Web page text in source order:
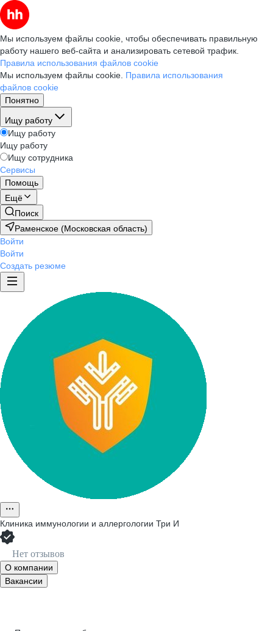
Мы используем файлы cookie, чтобы обеспечивать правильную
работу нашего веб-сайта и анализировать сетевой трафик.
Правила использования файлов cookie
Мы используем файлы cookie. Правила использования
файлов cookie
Понятно
Ищу работу
Ищу работу
Ищу работу
Ищу сотрудника
Сервисы
Помощь
Ещё
Поиск
Раменское (Московская область)
Войти
Войти
Создать резюме
Клиника иммунологии и аллергологии Три И
Нет отзывов
О компании
Вакансии